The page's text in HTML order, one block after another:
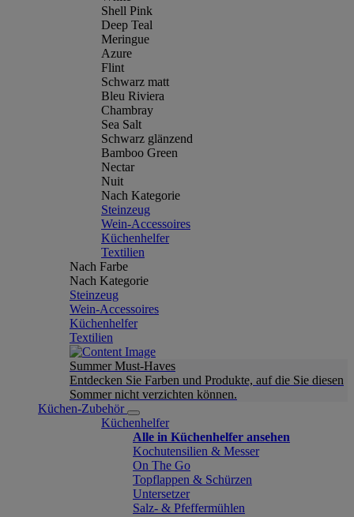
Shell Pink
Deep Teal
Meringue
Azure
Flint
Schwarz matt
Bleu Riviera
Chambray
Sea Salt
Schwarz glänzend
Bamboo Green
Nectar
Nuit
Nach Kategorie
Steinzeug
Wein-Accessoires
Küchenhelfer
Textilien
Nach Farbe
Nach Kategorie
Steinzeug
Wein-Accessoires
Küchenhelfer
Textilien
Summer Must-Haves
Entdecken Sie Farben und Produkte, auf die Sie diesen
Sommer nicht verzichten können.
Küchen-Zubehör
Küchenhelfer
Alle in Küchenhelfer ansehen
Kochutensilien & Messer
On The Go
Topflappen & Schürzen
Untersetzer
Salz- & Pfeffermühlen